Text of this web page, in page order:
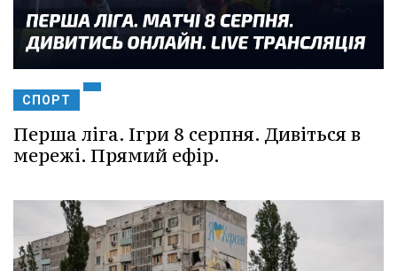
СПОРТ
Перша ліга. Ігри 8 серпня. Дивіться в
мережі. Прямий ефір.